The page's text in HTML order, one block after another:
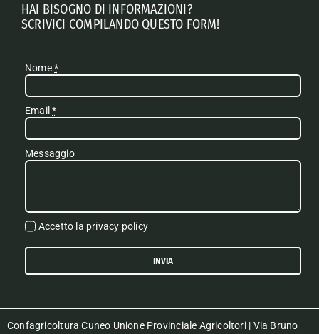
HAI BISOGNO DI INFORMAZIONI?
SCRIVICI COMPILANDO QUESTO FORM!
Nome*
Email*
Messaggio
Accetto la privacy policy
INVIA
Confagricoltura Cuneo Unione Provinciale Agricoltori | Via Bruno